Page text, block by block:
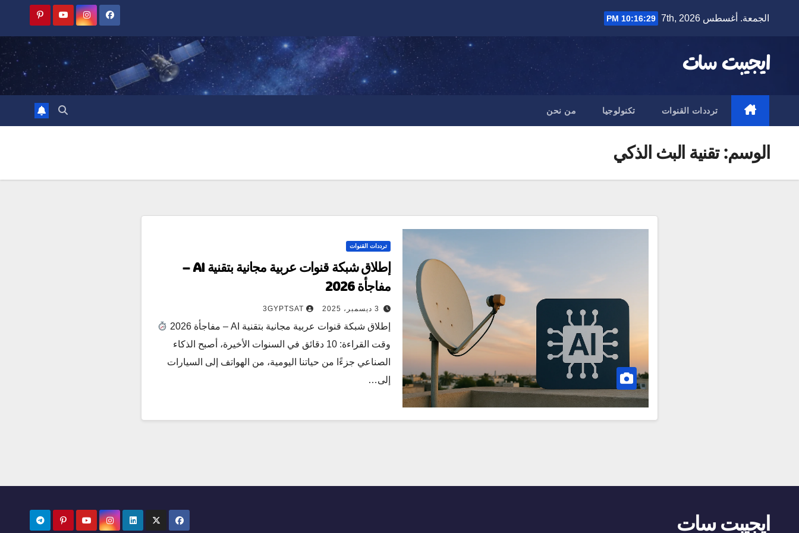
الجمعة. أغسطس 7th, 2026 10:16:29 PM
ايجيبت سات
ترددات القنوات تكنولوجيا من نحن
الوسم:تقنية البث الذكي
ترددات القنوات
إطلاق شبكة قنوات عربية مجانية بتقنية AI –
مفاجأة 2026
3 ديسمبر، 2025 3GYPTSAT
إطلاق شبكة قنوات عربية مجانية بتقنية AI – مفاجأة 2026
وقت القراءة: 10 دقائق في السنوات الأخيرة، أصبح الذكاء
الصناعي جزءًا من حياتنا اليومية، من الهواتف إلى السيارات
إلى…
ايجيبت سات